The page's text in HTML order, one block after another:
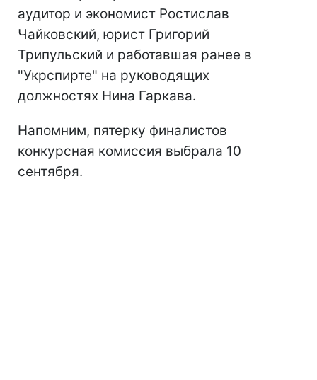
аудитор и экономист Ростислав
Чайковский, юрист Григорий
Трипульский и работавшая ранее в
"Укрспирте" на руководящих
должностях Нина Гаркава.
Напомним, пятерку финалистов
конкурсная комиссия выбрала 10
сентября.